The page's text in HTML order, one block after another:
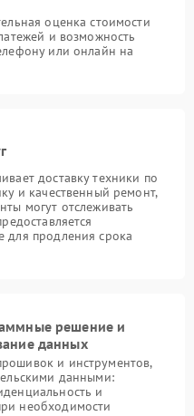
оценка стоимости
и возможность
или онлайн на
доставку техники по
и качественный ремонт,
могут отслеживать
для продления срока
решение и
данных
и инструментов,
данными:
и
необходимости